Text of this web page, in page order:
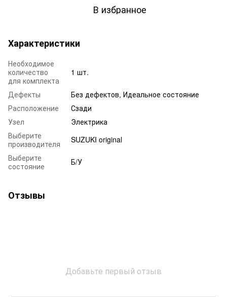
В избранное
Характеристики
Необходимое
количество
для комплекта
1 шт.
Дефекты
Без дефектов, Идеальное состояние
Расположение
Сзади
Узел
Электрика
Выберите
производителя
SUZUKI original
Выберите
состояние
Б/У
Отзывы
Добавьте первый отзыв